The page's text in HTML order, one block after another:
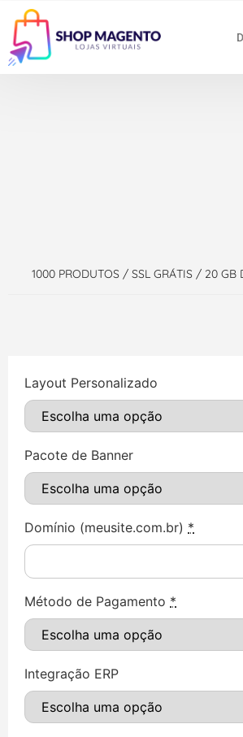
1000 PRODUTOS / SSL GRÁTIS / 20 GB
Layout Personalizado
Pacote de Banner
Domínio (meusite.com.br) *
Método de Pagamento *
Integração ERP